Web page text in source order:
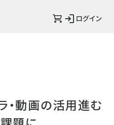
ログイン
・動画の活用進む